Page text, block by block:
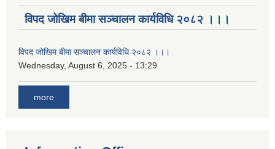
विपद जोखिम बीमा सञ्चालन कार्यविधि २०८२ ।।।
विपद जोखिम बीमा सञ्चालन कार्यविधि २०८२ ।।।
Wednesday, August 6, 2025 - 13:29
more